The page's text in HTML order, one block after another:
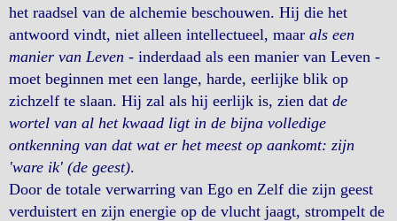
het raadsel van de alchemie beschouwen. Hij die het
antwoord vindt, niet alleen intellectueel, maar als een
manier van Leven - inderdaad als een manier van Leven -
moet beginnen met een lange, harde, eerlijke blik op
zichzelf te slaan. Hij zal als hij eerlijk is, zien dat de
wortel van al het kwaad ligt in de bijna volledige
ontkenning van dat wat er het meest op aankomt: zijn
'ware ik' (de geest).
Door de totale verwarring van Ego en Zelf die zijn geest
verduistert en zijn energie op de vlucht jaagt, strompelt de